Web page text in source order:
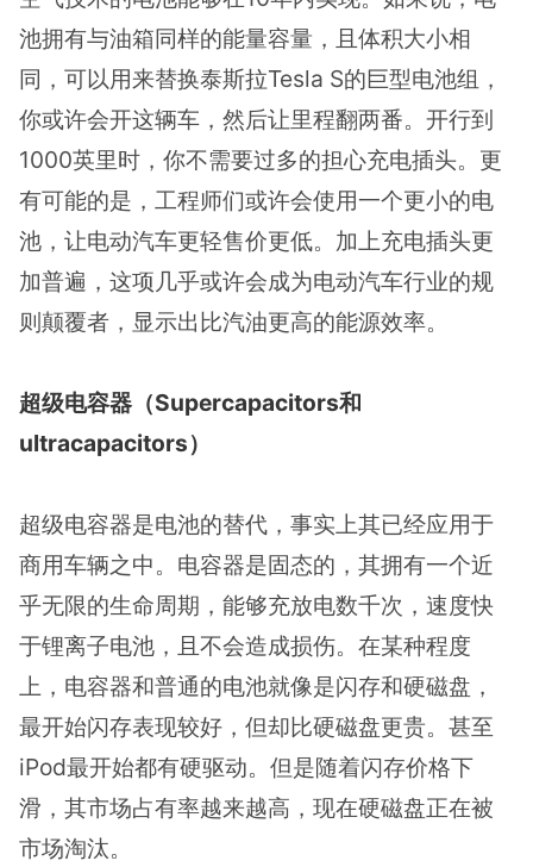
池拥有与油箱同样的能量容量，且体积大小相
同，可以用来替换泰斯拉Tesla S的巨型电池组，
你或许会开这辆车，然后让里程翻两番。开行到
1000英里时，你不需要过多的担心充电插头。更
有可能的是，工程师们或许会使用一个更小的电
池，让电动汽车更轻售价更低。加上充电插头更
加普遍，这项几乎或许会成为电动汽车行业的规
则颠覆者，显示出比汽油更高的能源效率。
超级电容器（Supercapacitors和
ultracapacitors）
超级电容器是电池的替代，事实上其已经应用于
商用车辆之中。电容器是固态的，其拥有一个近
乎无限的生命周期，能够充放电数千次，速度快
于锂离子电池，且不会造成损伤。在某种程度
上，电容器和普通的电池就像是闪存和硬磁盘，
最开始闪存表现较好，但却比硬磁盘更贵。甚至
iPod最开始都有硬驱动。但是随着闪存价格下
滑，其市场占有率越来越高，现在硬磁盘正在被
市场淘汰。